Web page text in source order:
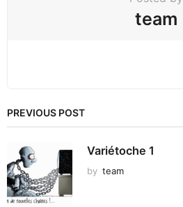
team
PREVIOUS POST
Variétoche 1
by team